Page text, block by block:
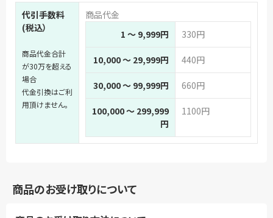
代引手数料
(税込）
商品代金合計
が30万を超える
場合
代金引換はご利
用頂けません。
商品代金
1 ～ 9,999円
330円
10,000 ～ 29,999円 440円
30,000 ～ 99,999円 660円
100,000 ～ 299,999
円
1100円
商品のお受け取りについて